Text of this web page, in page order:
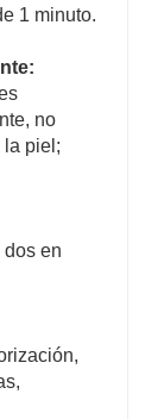
1 minuto.
no
la piel;
en